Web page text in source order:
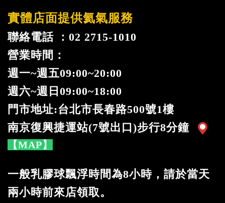
實體店面提供氦氣服務
聯絡電話 ：02 2715-1010
營業時間：
週一~週五09:00~20:00
週六~週日09:00~18:00
門市地址:台北市長春路500號1樓
南京復興捷運站(7號出口)步行8分鐘
【MAP】
一般乳膠球飄浮時間為8小時，請於當天
兩小時前來店領取。